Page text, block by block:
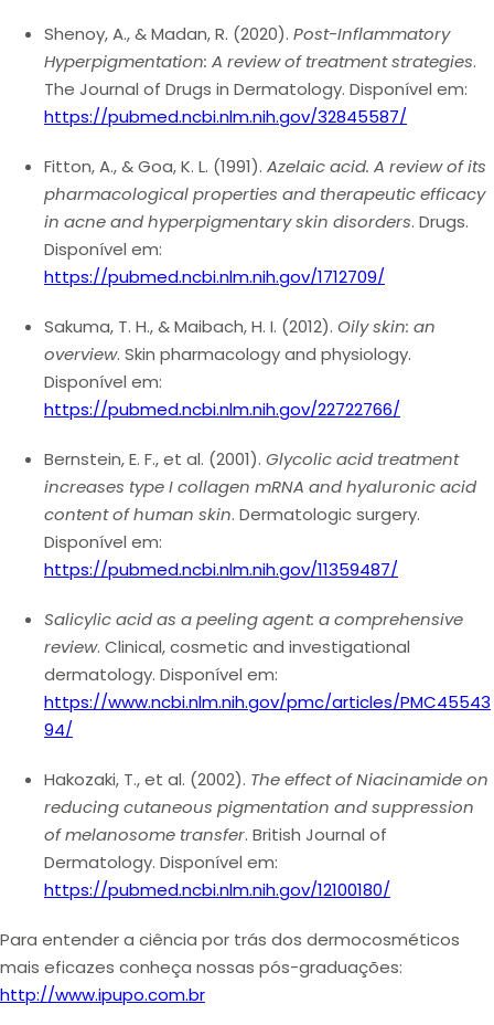
Shenoy, A., & Madan, R. (2020). Post-Inflammatory
Hyperpigmentation: A review of treatment strategies.
The Journal of Drugs in Dermatology. Disponível em:
https://pubmed.ncbi.nlm.nih.gov/32845587/
Fitton, A., & Goa, K. L. (1991). Azelaic acid. A review of its
pharmacological properties and therapeutic efficacy
in acne and hyperpigmentary skin disorders. Drugs.
Disponível em:
https://pubmed.ncbi.nlm.nih.gov/1712709/
Sakuma, T. H., & Maibach, H. I. (2012). Oily skin: an
overview. Skin pharmacology and physiology.
Disponível em:
https://pubmed.ncbi.nlm.nih.gov/22722766/
Bernstein, E. F., et al. (2001). Glycolic acid treatment
increases type I collagen mRNA and hyaluronic acid
content of human skin. Dermatologic surgery.
Disponível em:
https://pubmed.ncbi.nlm.nih.gov/11359487/
Salicylic acid as a peeling agent: a comprehensive
review. Clinical, cosmetic and investigational
dermatology. Disponível em:
https://www.ncbi.nlm.nih.gov/pmc/articles/PMC45543
94/
Hakozaki, T., et al. (2002). The effect of Niacinamide on
reducing cutaneous pigmentation and suppression
of melanosome transfer. British Journal of
Dermatology. Disponível em:
https://pubmed.ncbi.nlm.nih.gov/12100180/
Para entender a ciência por trás dos dermocosméticos
mais eficazes conheça nossas pós-graduações:
http://www.ipupo.com.br